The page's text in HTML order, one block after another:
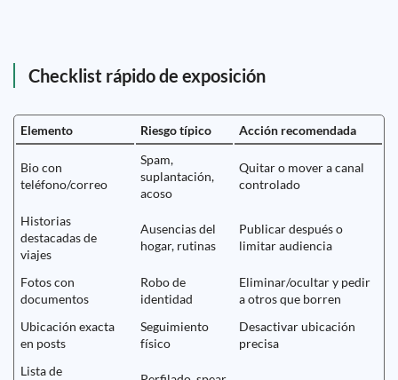
Checklist rápido de exposición
Elemento Riesgo típico Acción recomendada
Bio con
teléfono/correo
Spam,
suplantación,
acoso
Quitar o mover a canal
controlado
Historias
destacadas de
viajes
Ausencias del
hogar, rutinas
Publicar después o
limitar audiencia
Fotos con
documentos
Robo de
identidad
Eliminar/ocultar y pedir
a otros que borren
Ubicación exacta
en posts
Seguimiento
físico
Desactivar ubicación
precisa
Lista de